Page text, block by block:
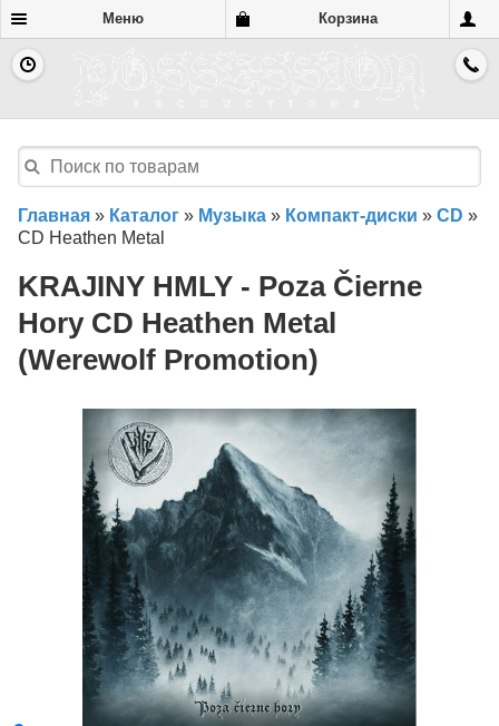
Меню Корзина
Главная » Каталог » Музыка » Компакт-диски » CD »
CD Heathen Metal
KRAJINY HMLY - Poza Čierne
Hory CD Heathen Metal
(Werewolf Promotion)